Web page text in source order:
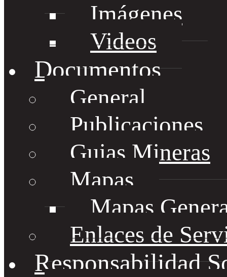
Imágenes
Videos
Documentos
General
Publicaciones
Guias Mineras
Mapas
Mapas
Enlaces de
Responsabilidad